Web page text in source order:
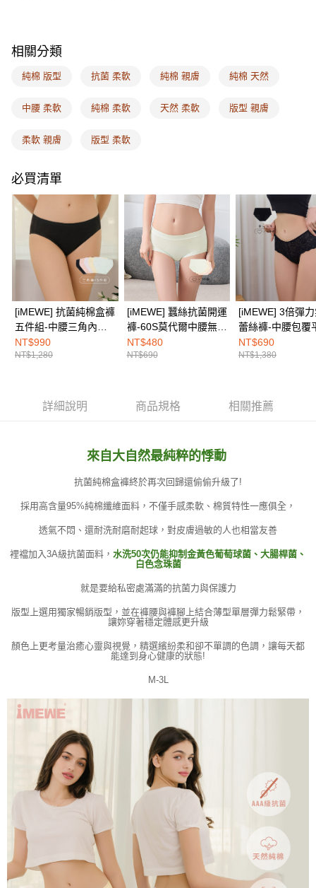
１．於結帳方式選擇「AFTEE先享後付」後，將跳轉至「AFTEE先享後付」
結帳頁面，進行簡訊認證並確認金額後，即可完成結帳。
３．收到繳費通知簡訊後14天內，點擊此簡訊中的連結，可透過四大超商／
※ 請注意：結帳手續完成當下不需立刻繳費，但若您需要取消訂單，請聯絡
後付繳納相關費用。
※ 交易是否成功請以「AFTEE先享後付 」之結帳頁面顯示為準，若有關於
客戶支援中心」
【注意事項】
１．透過由恩沛科技股份有限公司提供之「AFTEE先享後付」服務完成之交
易，需依本服務之必要範圍內提供個人資料，並將交易相關給付款項請求債
權轉讓予恩沛科技股份有限公司。
２．關於個人資料處理事宜，請瀏覽以下網址：
https://aftee.tw/terms/#terms3
３．未成年的使用者請事先徵得法定代理人或監護人之同意方可使用
「AFTEE先享後付」，若未經同意申辦者引起之損失，本公司不負相關責
４．使用「AFTEE先享後付」時，將依據個別帳號之用戶狀況，依本公司即
時審查核予不同之上限額度；若仍有額度不足之情形，本公司將視審查結果
請求用戶進行身份認證。
５．嚴禁一人註冊多個帳號或使用他人資訊註冊。若發現惡意使用之情形，
恩沛科技股份有限公司將有權停止該用戶之使用額度並採取法律行動。
付款後全家取貨
每筆NT$100，滿NT$1,500(含以上)免運費
付款後7-11取貨
每筆NT$100，滿NT$1,500(含以上)免運費
EASY SHOP門市速取
免運費
海外配送 查看運費
相關分類
純棉 版型 抗菌 柔軟 純棉 親膚 純棉 天然
中腰 柔軟 純棉 柔軟 天然 柔軟 版型 親膚
柔軟 親膚 版型 柔軟
必買清單
[iMEWE] 抗菌純棉盒褲
五件組-中腰三角內褲-
雲朵粉彩色系
NT$990
NT$1,280
[iMEWE] 蠶絲抗菌開運
褲-60S莫代爾中腰無痕
平口內褲(3件組)-(綠
+膚+黃)
NT$480
NT$690
[iMEWE] 3倍彈
蕾絲褲-中腰包覆
內褲(2件組)-黑白
NT$690
NT$1,380
詳細說明 商品規格 相關推薦
來自大自然最純粹的悸動
抗菌純棉盒褲終於再次回歸還偷偷升級了!
採用高含量95%純棉纖維面料，不僅手感柔軟、棉質特性一應俱全，
透氣不悶、還耐洗耐磨耐起球，對皮膚過敏的人也相當友善
裡襠加入3A級抗菌面料， 水洗50次仍能抑制金黃色葡萄球菌、大腸桿菌、
白色念珠菌
就是要給私密處滿滿的抗菌力與保護力
版型上選用獨家暢銷版型，並在褲腰與褲腳上結合薄型單層彈力鬆緊帶，
讓妳穿著穩定體感更升級
顏色上更考量治癒心靈與視覺，精選繽紛柔和卻不單調的色調，讓每天都
能達到身心健康的狀態!
M-3L